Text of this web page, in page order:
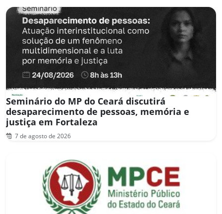
Seminário do MP do Ceará discutirá
desaparecimento de pessoas, memória e
justiça em Fortaleza
7 de agosto de 2026